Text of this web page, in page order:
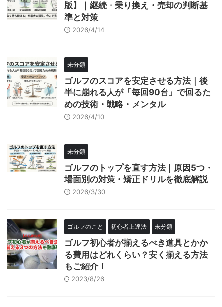
版】｜継続・乗り換え・売却の判断基
準と対策
2026/4/14
未分類
ゴルフのスコアを安定させる方法｜後
半に崩れる人が「毎回90台」で回るた
めの技術・戦略・メンタル
2026/4/10
未分類
ゴルフのトップを直す方法｜原因5つ・
場面別の対策・矯正ドリルを徹底解説
2026/3/30
ゴルフのこと 初心者上達法 未分類
ゴルフ初心者が揃えるべき道具とかか
る費用はどれくらい？安く揃える方法
もご紹介！
2023/8/26